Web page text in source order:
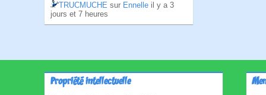
TRUCMUCHE sur Ennelle il y a 3
jours et 7 heures
Propriété intellectuelle